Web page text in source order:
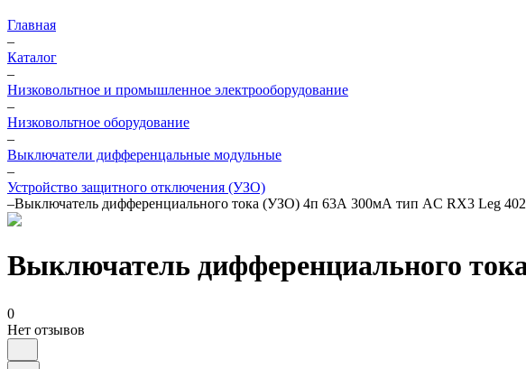
Главная
–
Каталог
–
Низковольтное и промышленное электрооборудование
–
Низковольтное оборудование
–
Выключатели дифференцальные модульные
–
Устройство защитного отключения (УЗО)
–Выключатель дифференциального тока (УЗО) 4п 63А 300мА тип AC RX3 Leg
Выключатель дифференциального
0
Нет отзывов